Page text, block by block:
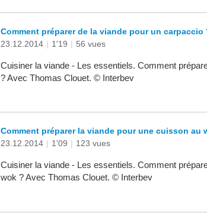
Comment préparer de la viande pour un carpaccio
23.12.2014 | 1'19 | 56 vues
Cuisiner la viande - Les essentiels. Comment
? Avec Thomas Clouet. © Interbev
Comment préparer la viande pour une cuisson au
23.12.2014 | 1'09 | 123 vues
Cuisiner la viande - Les essentiels. Comment
wok ? Avec Thomas Clouet. © Interbev